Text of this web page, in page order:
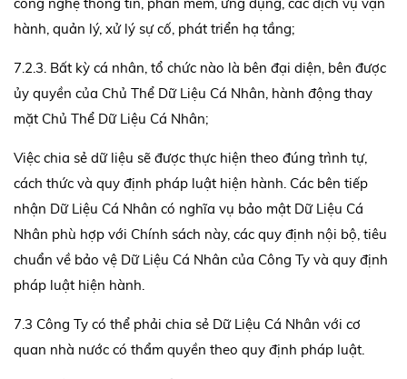
hành, quản lý, xử lý sự cố, phát triển hạ tầng;
7.2.3. Bất kỳ cá nhân, tổ chức nào là bên đại diện, bên được
ủy quyền của Chủ Thể Dữ Liệu Cá Nhân, hành động thay
mặt Chủ Thể Dữ Liệu Cá Nhân;
Việc chia sẻ dữ liệu sẽ được thực hiện theo đúng trình tự,
cách thức và quy định pháp luật hiện hành. Các bên tiếp
nhận Dữ Liệu Cá Nhân có nghĩa vụ bảo mật Dữ Liệu Cá
Nhân phù hợp với Chính sách này, các quy định nội bộ, tiêu
chuẩn về bảo vệ Dữ Liệu Cá Nhân của Công Ty và quy định
pháp luật hiện hành.
7.3 Công Ty có thể phải chia sẻ Dữ Liệu Cá Nhân với cơ
quan nhà nước có thẩm quyền theo quy định pháp luật.